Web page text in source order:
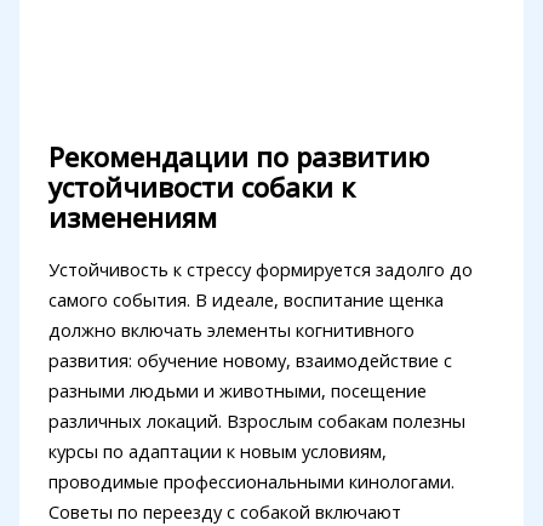
Рекомендации по развитию
устойчивости собаки к
изменениям
Устойчивость к стрессу формируется задолго до
самого события. В идеале, воспитание щенка
должно включать элементы когнитивного
развития: обучение новому, взаимодействие с
разными людьми и животными, посещение
различных локаций. Взрослым собакам полезны
курсы по адаптации к новым условиям,
проводимые профессиональными кинологами.
Советы по переезду с собакой включают